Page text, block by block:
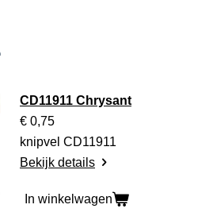
CD11911 Chrysant
€ 0,75
knipvel CD11911
Bekijk details
In winkelwagen